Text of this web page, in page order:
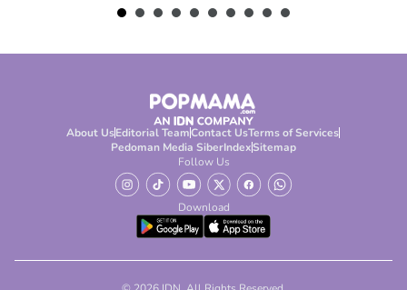
About UsEditorial TeamContact UsTerms of Services
Pedoman Media SiberIndexSitemap
Follow Us
Download